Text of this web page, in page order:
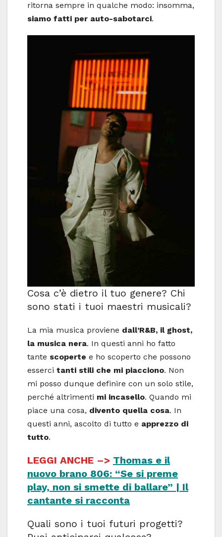
ritorna sempre in qualche modo: insomma,
siamo fatti per auto-sabotarci.
Cosa c’è dietro il tuo genere? Chi
sono stati i tuoi maestri musicali?
La mia musica proviene dall’R&B, il ghost,
la musica nera. In questi anni ho fatto
tante scoperte e ho scoperto che possono
esserci tanti stili che mi piacciono. Non
mi posso dunque definire con un solo stile,
perché altrimenti mi incasello. Quando mi
piace una cosa, divento quella cosa. In
questi anni, ascolto di tutto e apprezzo di
tutto.
LEGGI ANCHE –> Thomas e il
nuovo brano 806: “Se si preme
play, non si smette di ballare” | Il
cantante si racconta
Quali sono i tuoi futuri progetti?